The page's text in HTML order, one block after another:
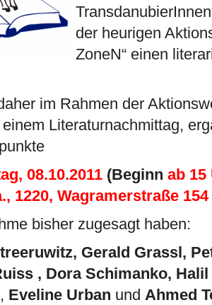
der heurigen
ZoneN“ einen
im Rahmen der
einem Literaturnachmittag,
08.10.2011 (Beginn ab 15
1220, Wagramerstraße 154
bisher zugesagt haben:
Gerald Grassl,
, Dora Schimanko,
, Eveline Urban und Ahmed